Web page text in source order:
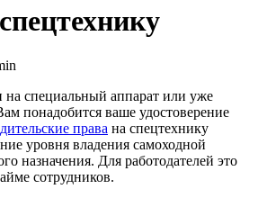
на специальный аппарат или уже
понадобится ваше удостоверение
права на спецтехнику
уровня владения самоходной
назначения. Для работодателей это
сотрудников.